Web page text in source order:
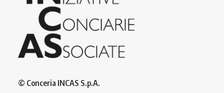
© Conceria INCAS S.p.A.